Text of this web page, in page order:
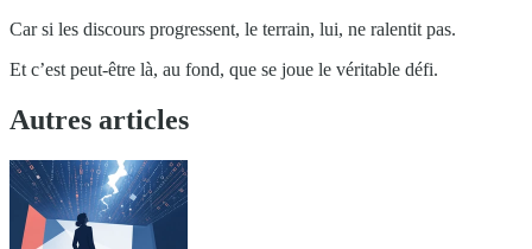
Car si les discours progressent, le terrain, lui, ne ralentit pas.
Et c’est peut-être là, au fond, que se joue le véritable défi.
Autres articles